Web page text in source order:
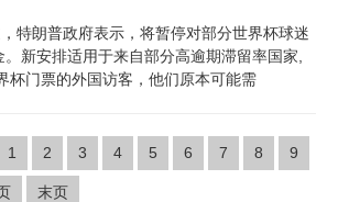
特朗普政府表示，将暂停对部分世界杯球迷
新安排适用于来自部分高逾期滞留率国家,
杯门票的外国访客，他们原本可能需
1 2 3 4 5 6 7 8 9
末页